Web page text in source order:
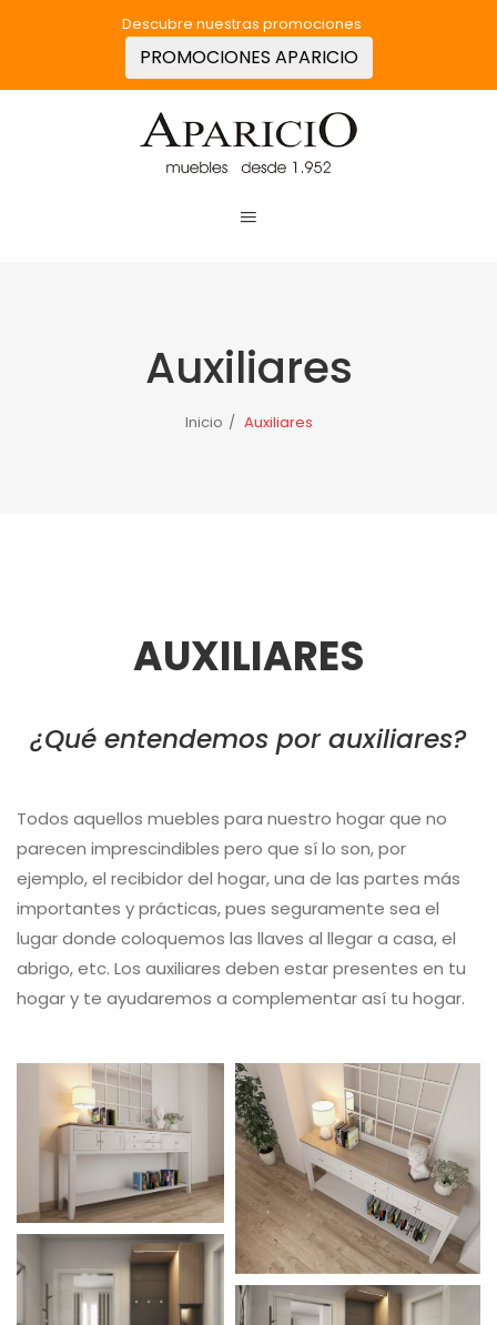
Descubre nuestras promociones
PROMOCIONES APARICIO
Auxiliares
Inicio / Auxiliares
AUXILIARES
¿Qué entendemos por auxiliares?
Todos aquellos muebles para nuestro hogar que no
parecen imprescindibles pero que sí lo son, por
ejemplo, el recibidor del hogar, una de las partes más
importantes y prácticas, pues seguramente sea el
lugar donde coloquemos las llaves al llegar a casa, el
abrigo, etc. Los auxiliares deben estar presentes en tu
hogar y te ayudaremos a complementar así tu hogar.